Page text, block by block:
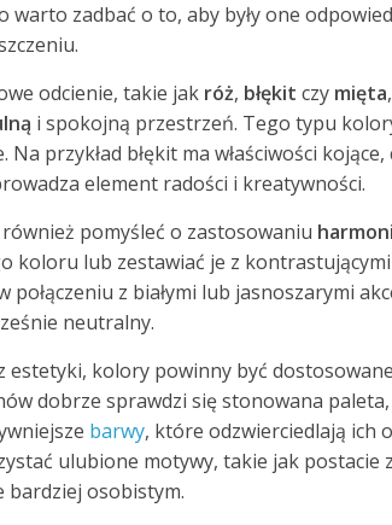
warto zadbać o to, aby były one
odcienie, takie jak róż, błękit czy mięta
i spokojną przestrzeń. Tego typu
Na przykład błękit ma właściwości
element radości i kreatywności.
pomyśleć o zastosowaniu
koloru lub zestawiać je z
połączeniu z białymi lub jasnoszarymi
neutralny.
estetyki, kolory powinny być
dobrze sprawdzi się stonowana
barwy, które odzwierciedlają ich
ulubione motywy, takie jak postacie
bardziej osobistym.